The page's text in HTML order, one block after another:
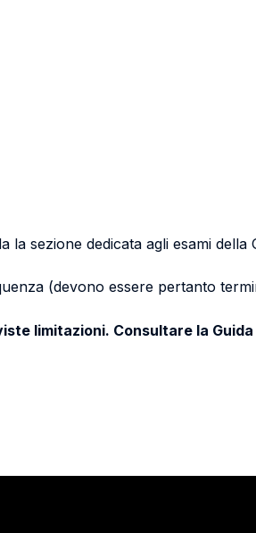
sezione dedicata agli esami della
(devono essere pertanto
limitazioni. Consultare la Guida